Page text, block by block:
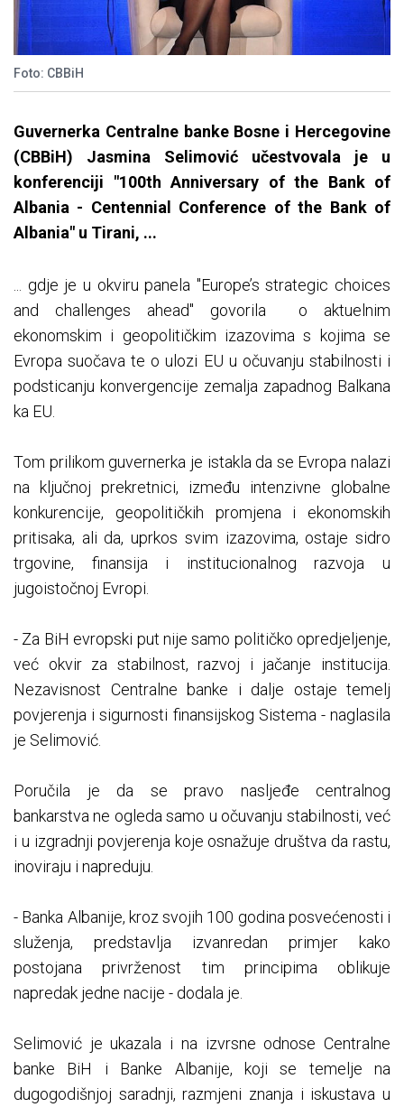
Foto: CBBiH
Guvernerka Centralne banke Bosne i Hercegovine
(CBBiH) Jasmina Selimović učestvovala je u
konferenciji "100th Anniversary of the Bank of
Albania - Centennial Conference of the Bank of
Albania" u Tirani, ...
... gdje je u okviru panela "Europe’s strategic choices
and challenges ahead" govorila o aktuelnim
ekonomskim i geopolitičkim izazovima s kojima se
Evropa suočava te o ulozi EU u očuvanju stabilnosti i
podsticanju konvergencije zemalja zapadnog Balkana
ka EU.
Tom prilikom guvernerka je istakla da se Evropa nalazi
na ključnoj prekretnici, između intenzivne globalne
konkurencije, geopolitičkih promjena i ekonomskih
pritisaka, ali da, uprkos svim izazovima, ostaje sidro
trgovine, finansija i institucionalnog razvoja u
jugoistočnoj Evropi.
- Za BiH evropski put nije samo političko opredjeljenje,
već okvir za stabilnost, razvoj i jačanje institucija.
Nezavisnost Centralne banke i dalje ostaje temelj
povjerenja i sigurnosti finansijskog Sistema - naglasila
je Selimović.
Poručila je da se pravo nasljeđe centralnog
bankarstva ne ogleda samo u očuvanju stabilnosti, već
i u izgradnji povjerenja koje osnažuje društva da rastu,
inoviraju i napreduju.
- Banka Albanije, kroz svojih 100 godina posvećenosti i
služenja, predstavlja izvanredan primjer kako
postojana privrženost tim principima oblikuje
napredak jedne nacije - dodala je.
Selimović je ukazala i na izvrsne odnose Centralne
banke BiH i Banke Albanije, koji se temelje na
dugogodišnjoj saradnji, razmjeni znanja i iskustava u